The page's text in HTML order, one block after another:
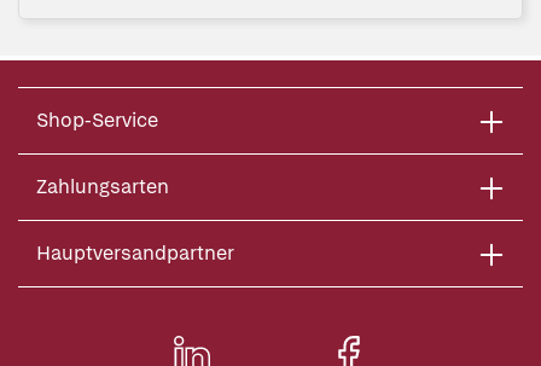
Shop-Service
Zahlungsarten
Hauptversandpartner